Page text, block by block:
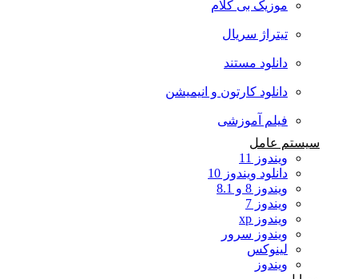
موزیک بی کلام
تیتراژ سریال
دانلود مستند
دانلود کارتون و انیمیشن
فیلم آموزشی
سیستم عامل
ویندوز 11
دانلود ویندوز 10
ویندوز 8 و 8.1
ویندوز 7
ویندوز xp
ویندوز سرور
لینوکس
ویندوز